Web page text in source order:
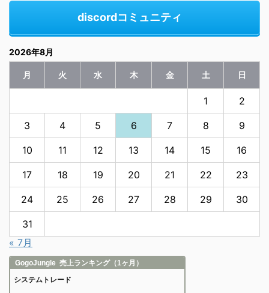
discordコミュニティ
2026年8月
月 火 水 木 金 土 日
1 2
3 4 5 6 7 8 9
10 11 12 13 14 15 16
17 18 19 20 21 22 23
24 25 26 27 28 29 30
31
« 7月